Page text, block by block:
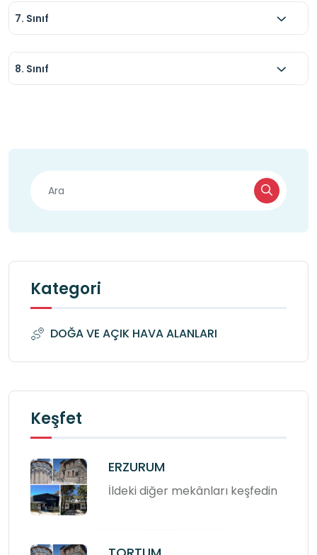
7. Sınıf
8. Sınıf
Kategori
DOĞA VE AÇIK HAVA ALANLARI
Keşfet
ERZURUM
İldeki diğer mekânları keşfedin